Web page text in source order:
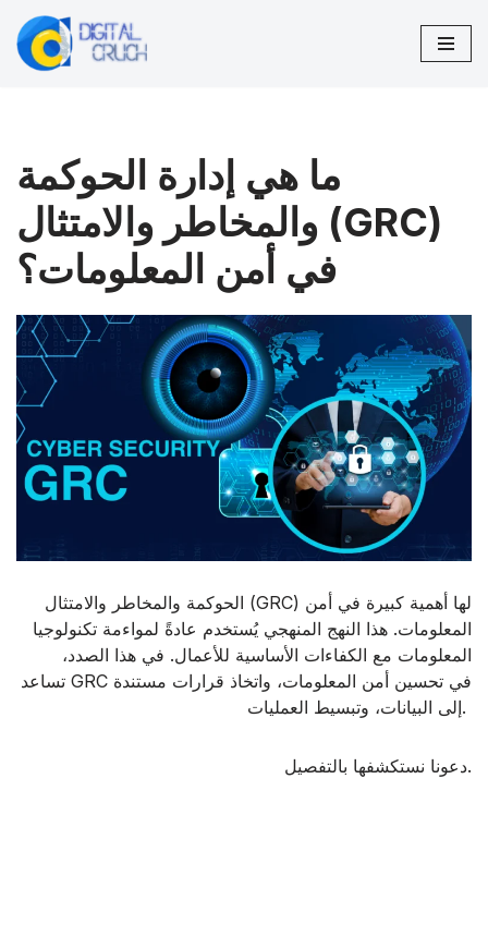
تخطى
ما هي إدارة الحوكمة
والمخاطر والامتثال (GRC)
في أمن المعلومات؟
الحوكمة والمخاطر والامتثال (GRC) لها أهمية كبيرة في أمن
المعلومات. هذا النهج المنهجي يُستخدم عادةً لمواءمة تكنولوجيا
المعلومات مع الكفاءات الأساسية للأعمال. في هذا الصدد،
تساعد GRC في تحسين أمن المعلومات، واتخاذ قرارات مستندة
إلى البيانات، وتبسيط العمليات.
دعونا نستكشفها بالتفصيل.